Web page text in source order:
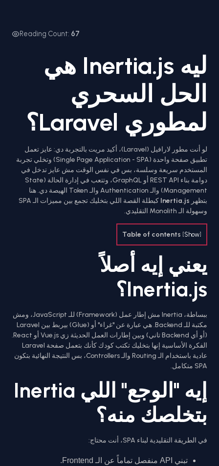
Reading Count: 67
ليه Inertia.js هي
الحل السحري
لمطوري Laravel؟
لو أنت مطور لارافيل (Laravel)، أكيد مريت بالتجربة دي: عايز تعمل
تطبيق صفحة واحدة (Single Page Application - SPA) وتخلي تجربة
المستخدم سريعة وسلسة، بس في نفس الوقت مش عايز تدخل في
دوامة بناء REST API أو GraphQL، وتتعب في إدارة الحالة (State
Management) والـ Authentication والـ Token الهيصة دي. هنا
بتظهر Inertia.js
كبطلة القصة اللي بتخليك تجمع بين مميزات الـ SPA
وسهولة الـ Monolith التقليدي.
Table of contents [Show]
يعني إيه أصلاً
Inertia.js؟
ببساطة، Inertia مش إطار عمل (Framework) للـ JavaScript، ومش
مكتبة للـ Backend. هي عبارة عن "غراء" أو (Glue) بيربط بين Laravel
(أو أي Backend تاني) وبين إطارات العمل الحديثة زي Vue.js أو React.
الفكرة الأساسية إنها بتخليك تكتب كودك كأنك بتعمل صفحة Laravel
عادية باستخدام الـ Routing والـ Controllers، بس النتيجة النهائية بتكون
SPA متكامل.
إيه "الوجع" اللي Inertia
بتخلصك منه؟
في الطريقة التقليدية لبناء SPA، أنت محتاج:
تبني API منفصل تماماً عن الـ Frontend.